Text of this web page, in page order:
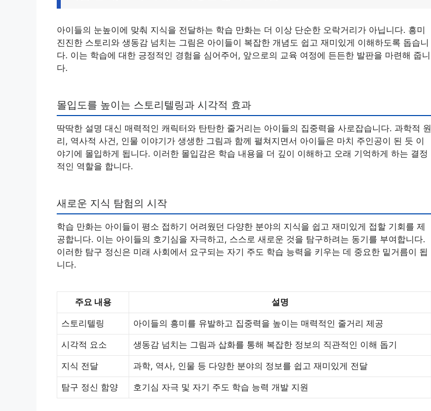
아이들의 눈높이에 맞춰 지식을 전달하는 학습 만화는 더 이상 단순한 오락거리가 아닙니다. 흥미
진진한 스토리와 생동감 넘치는 그림은 아이들이 복잡한 개념도 쉽고 재미있게 이해하도록 돕습니
다. 이는 학습에 대한 긍정적인 경험을 심어주어, 앞으로의 교육 여정에 든든한 발판을 마련해 줍니
다.
몰입도를 높이는 스토리텔링과 시각적 효과
딱딱한 설명 대신 매력적인 캐릭터와 탄탄한 줄거리는 아이들의 집중력을 사로잡습니다. 과학적 원
리, 역사적 사건, 인물 이야기가 생생한 그림과 함께 펼쳐지면서 아이들은 마치 주인공이 된 듯 이
야기에 몰입하게 됩니다. 이러한 몰입감은 학습 내용을 더 깊이 이해하고 오래 기억하게 하는 결정
적인 역할을 합니다.
새로운 지식 탐험의 시작
학습 만화는 아이들이 평소 접하기 어려웠던 다양한 분야의 지식을 쉽고 재미있게 접할 기회를 제
공합니다. 이는 아이들의 호기심을 자극하고, 스스로 새로운 것을 탐구하려는 동기를 부여합니다.
이러한 탐구 정신은 미래 사회에서 요구되는 자기 주도 학습 능력을 키우는 데 중요한 밑거름이 됩
니다.
주요 내용 설명
스토리텔링 아이들의 흥미를 유발하고 집중력을 높이는 매력적인 줄거리 제공
시각적 요소 생동감 넘치는 그림과 삽화를 통해 복잡한 정보의 직관적인 이해 돕기
지식 전달 과학, 역사, 인물 등 다양한 분야의 정보를 쉽고 재미있게 전달
탐구 정신 함양 호기심 자극 및 자기 주도 학습 능력 개발 지원